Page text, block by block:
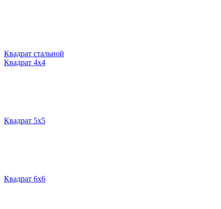
Квадрат стальной
Квадрат 4х4
Квадрат 5х5
Квадрат 6х6